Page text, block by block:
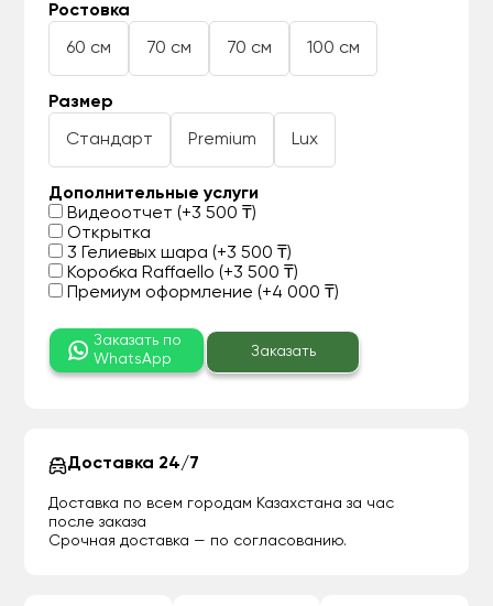
Ростовка
60 см 70 см 70 см 100 см
Размер
Стандарт Premium Lux
Дополнительные услуги
Видеоотчет (+3 500 ₸)
Открытка
3 Гелиевых шара (+3 500 ₸)
Коробка Raffaello (+3 500 ₸)
Премиум оформление (+4 000 ₸)
Заказать по
WhatsApp
Заказать
Доставка 24/7
Доставка по всем городам Казахстана за час
после заказа
Срочная доставка — по согласованию.